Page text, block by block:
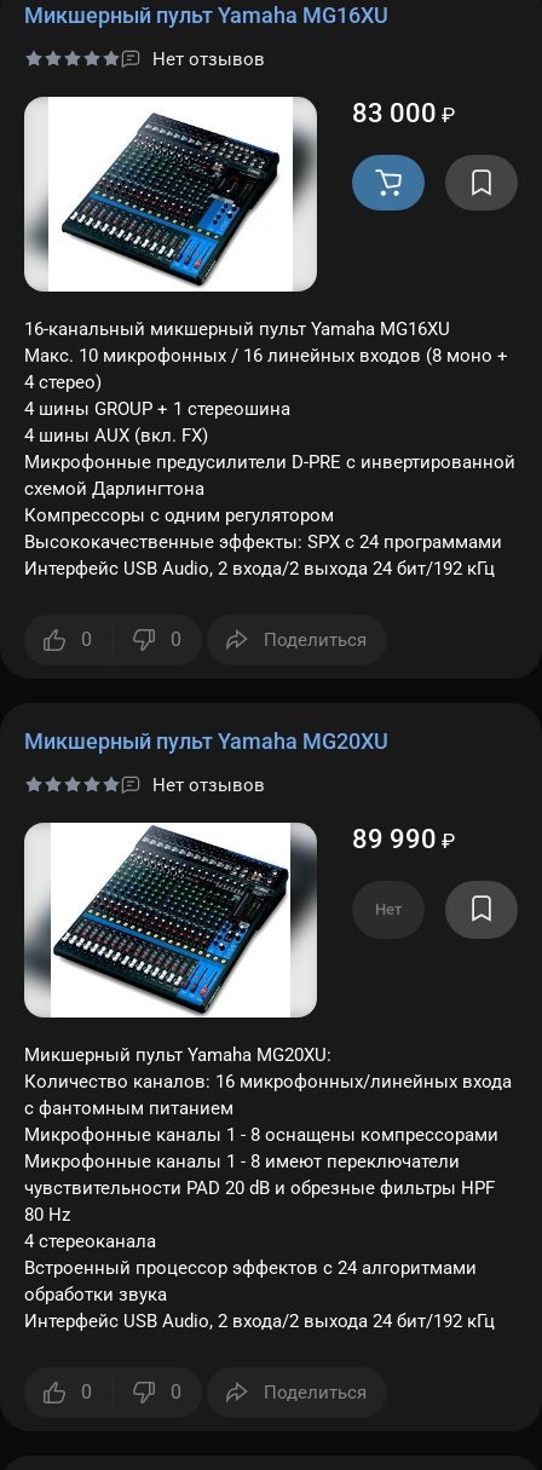
Микшерный пульт Yamaha MG16XU
Нет отзывов
83 000 ₽
16-канальный микшерный пульт Yamaha MG16XU
Макс. 10 микрофонных / 16 линейных входов (8 моно +
4 стерео)
4 шины GROUP + 1 стереошина
4 шины AUX (вкл. FX)
Микрофонные предусилители D-PRE с инвертированной
схемой Дарлингтона
Компрессоры с одним регулятором
Высококачественные эффекты: SPX с 24 программами
Интерфейс USB Audio, 2 входа/2 выхода 24 бит/192 кГц
0 0 Поделиться
Микшерный пульт Yamaha MG20XU
Нет отзывов
89 990 ₽
Нет
Микшерный пульт Yamaha MG20XU:
Количество каналов: 16 микрофонных/линейных входа
с фантомным питанием
Микрофонные каналы 1 - 8 оснащены компрессорами
Микрофонные каналы 1 - 8 имеют переключатели
чувствительности PAD 20 dB и обрезные фильтры HPF
80 Hz
4 стереоканала
Встроенный процессор эффектов с 24 алгоритмами
обработки звука
Интерфейс USB Audio, 2 входа/2 выхода 24 бит/192 кГц
0 0 Поделиться